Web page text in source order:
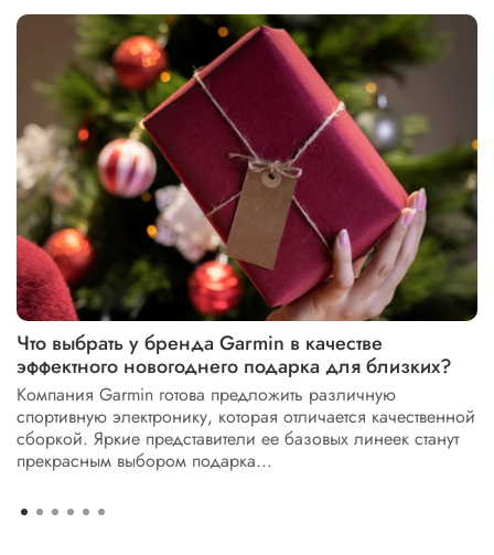
Что выбрать у бренда Garmin в качестве
эффектного новогоднего подарка для близких?
Компания Garmin готова предложить различную
спортивную электронику, которая отличается качественной
сборкой. Яркие представители ее базовых линеек станут
прекрасным выбором подарка...